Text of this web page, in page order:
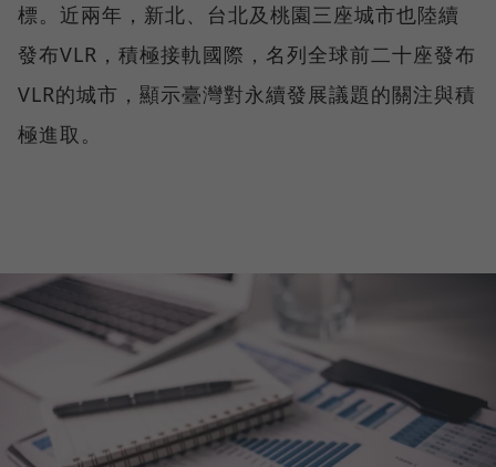
標。近兩年，新北、台北及桃園三座城市也陸續
發布VLR，積極接軌國際，名列全球前二十座發布
VLR的城市，顯示臺灣對永續發展議題的關注與積
極進取。